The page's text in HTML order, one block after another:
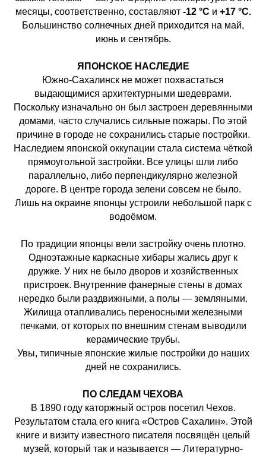
месяцы, соответственно, составляют -12 °C и +17 °C.
Большинство солнечных дней приходится на май,
июнь и сентябрь.
ЯПОНСКОЕ НАСЛЕДИЕ
Южно-Сахалинск не может похвастаться
выдающимися архитектурными шедеврами.
Поскольку изначально он был застроен деревянными
домами, часто случались сильные пожары. По этой
причине в городе не сохранились старые постройки.
Наследием японской оккупации стала система чёткой
прямоугольной застройки. Все улицы шли либо
параллельно, либо перпендикулярно железной
дороге. В центре города зелени совсем не было.
Лишь на окраине японцы устроили небольшой парк с
водоёмом.
По традиции японцы вели застройку очень плотно.
Одноэтажные каркасные хибары жались друг к
дружке. У них не было дворов и хозяйственных
пристроек. Внутренние фанерные стены в домах
нередко были раздвижными, а полы — земляными.
Жилища отапливались переносными железными
печками, от которых по внешним стенам выводили
керамические трубы.
Увы, типичные японские жилые постройки до наших
дней не сохранились.
ПО СЛЕДАМ ЧЕХОВА
В 1890 году каторжный остров посетил Чехов.
Результатом стала его книга «Остров Сахалин». Этой
книге и визиту известного писателя посвящён целый
музей, который так и называется — Литературно-